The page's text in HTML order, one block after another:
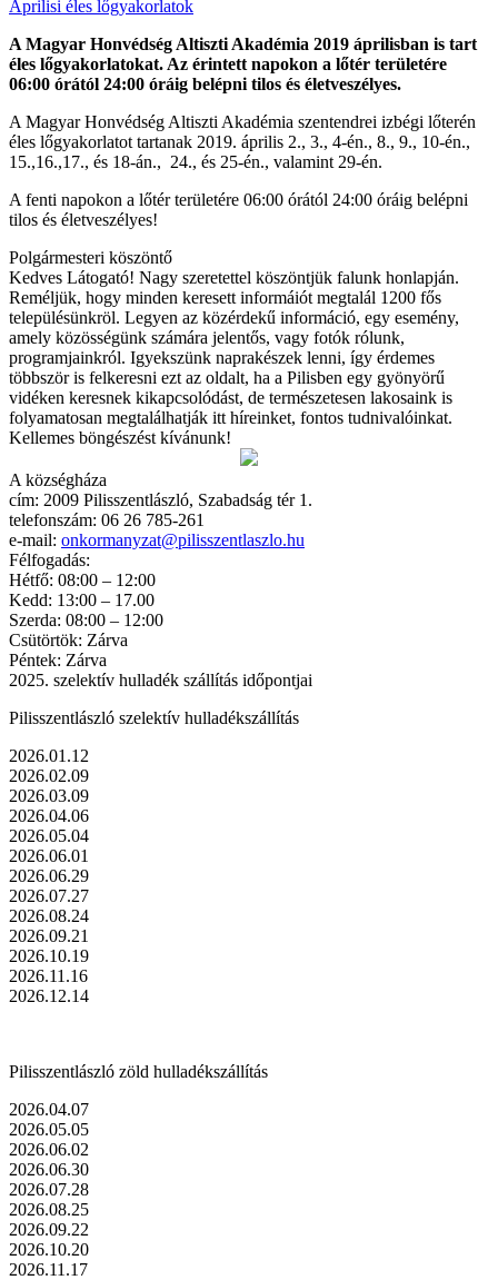
Áprilisi éles lőgyakorlatok
A Magyar Honvédség Altiszti Akadémia 2019 áprilisban is tart
éles lőgyakorlatokat. Az érintett napokon a lőtér területére
06:00 órától 24:00 óráig belépni tilos és életveszélyes.
A Magyar Honvédség Altiszti Akadémia szentendrei izbégi lőterén
éles lőgyakorlatot tartanak 2019. április 2., 3., 4-én., 8., 9., 10-én.,
15.,16.,17., és 18-án., 24., és 25-én., valamint 29-én.
A fenti napokon a lőtér területére 06:00 órától 24:00 óráig belépni
tilos és életveszélyes!
Polgármesteri köszöntő
Kedves Látogató! Nagy szeretettel köszöntjük falunk honlapján.
Reméljük, hogy minden keresett informáiót megtalál 1200 fős
településünkröl. Legyen az közérdekű információ, egy esemény,
amely közösségünk számára jelentős, vagy fotók rólunk,
programjainkról. Igyekszünk naprakészek lenni, így érdemes
többször is felkeresni ezt az oldalt, ha a Pilisben egy gyönyörű
vidéken keresnek kikapcsolódást, de természetesen lakosaink is
folyamatosan megtalálhatják itt híreinket, fontos tudnivalóinkat.
Kellemes böngészést kívánunk!
A községháza
cím: 2009 Pilisszentlászló, Szabadság tér 1.
telefonszám: 06 26 785-261
e-mail: onkormanyzat@pilisszentlaszlo.hu
Félfogadás:
Hétfő: 08:00 – 12:00
Kedd: 13:00 – 17.00
Szerda: 08:00 – 12:00
Csütörtök: Zárva
Péntek: Zárva
2025. szelektív hulladék szállítás időpontjai
Pilisszentlászló szelektív hulladékszállítás
2026.01.12
2026.02.09
2026.03.09
2026.04.06
2026.05.04
2026.06.01
2026.06.29
2026.07.27
2026.08.24
2026.09.21
2026.10.19
2026.11.16
2026.12.14
Pilisszentlászló zöld hulladékszállítás
2026.04.07
2026.05.05
2026.06.02
2026.06.30
2026.07.28
2026.08.25
2026.09.22
2026.10.20
2026.11.17